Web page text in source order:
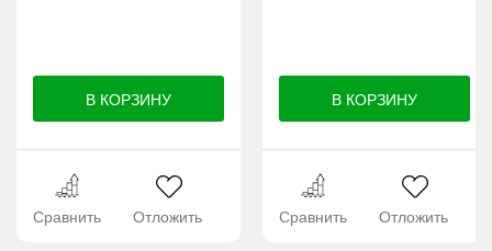
Сравнить Отложить Сравнить Отложить